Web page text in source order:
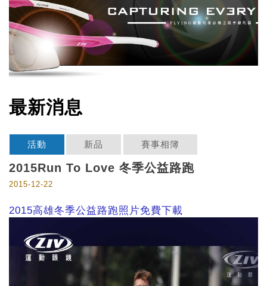
最新消息
活動 新品 賽事相簿
2015Run To Love 冬季公益路跑
2015-12-22
2015高雄冬季公益路跑照片免費下載